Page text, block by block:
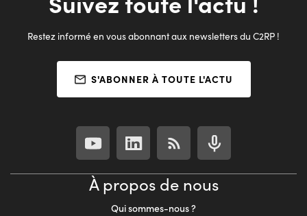
Restez informé en vous abonnant aux newsletters du C2RP !
S'ABONNER À TOUTE L'ACTU
À propos de nous
Qui sommes-nous ?